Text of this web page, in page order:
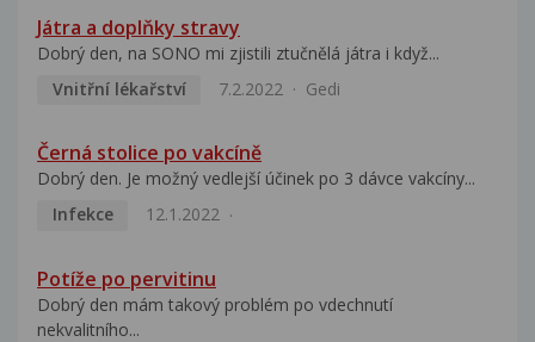
Játra a doplňky stravy
Dobrý den, na SONO mi zjistili ztučnělá játra i když...
Vnitřní lékařství
7.2.2022 Gedi
Černá stolice po vakcíně
Dobrý den. Je možný vedlejší účinek po 3 dávce vakcíny...
Infekce
12.1.2022
Potíže po pervitinu
Dobrý den mám takový problém po vdechnutí
nekvalitního...